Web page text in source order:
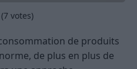
7 votes)
de produits
de plus en plus de